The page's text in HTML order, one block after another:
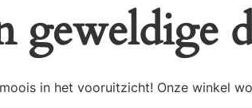
geweldige
in het vooruitzicht! Onze winkel